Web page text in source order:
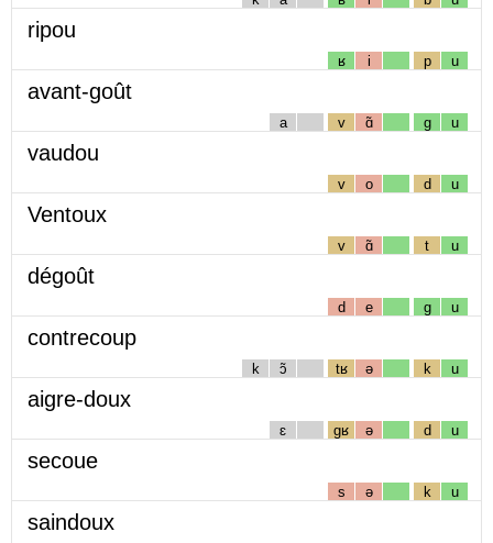
ripou
ʁ i p u
avant-goût
a v ɑ̃ g u
vaudou
v o d u
Ventoux
v ɑ̃ t u
dégoût
d e g u
contrecoup
k ɔ̃ tʁ ə k u
aigre-doux
ɛ gʁ ə d u
secoue
s ə k u
saindoux